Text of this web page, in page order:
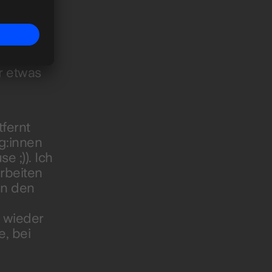
etwas
;)). Ich
den
wieder
bei